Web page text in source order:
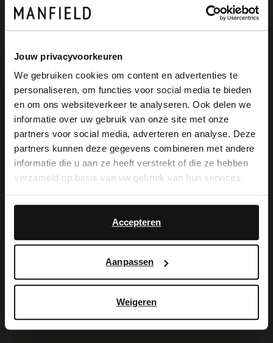
Jouw privacyvoorkeuren
We gebruiken cookies om content en advertenties te
personaliseren, om functies voor social media te bieden
en om ons websiteverkeer te analyseren. Ook delen we
informatie over uw gebruik van onze site met onze
partners voor social media, adverteren en analyse. Deze
partners kunnen deze gegevens combineren met andere
informatie die u aan ze heeft verstrekt of die ze hebben
verzameld op basis van uw gebruik van hun services.
Accepteren
Aanpassen
Weigeren
Manfield
Zilveren glitter slingbacks met strik Zwarte leren slingbacks met dubbele bandjes
Manfield
120.00
60.00
-50%
Manfield
Zwarte leren slingback pumps
119.98
71.99
-40%
×
View this website in English?
It looks like your language isn't Dutch. Would
you like to switch to English?
English